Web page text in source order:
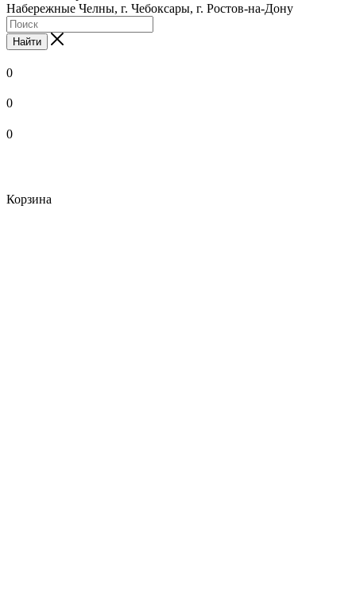
Набережные Челны, г. Чебоксары, г. Ростов-на-Дону
Найти
0
0
0
Корзина